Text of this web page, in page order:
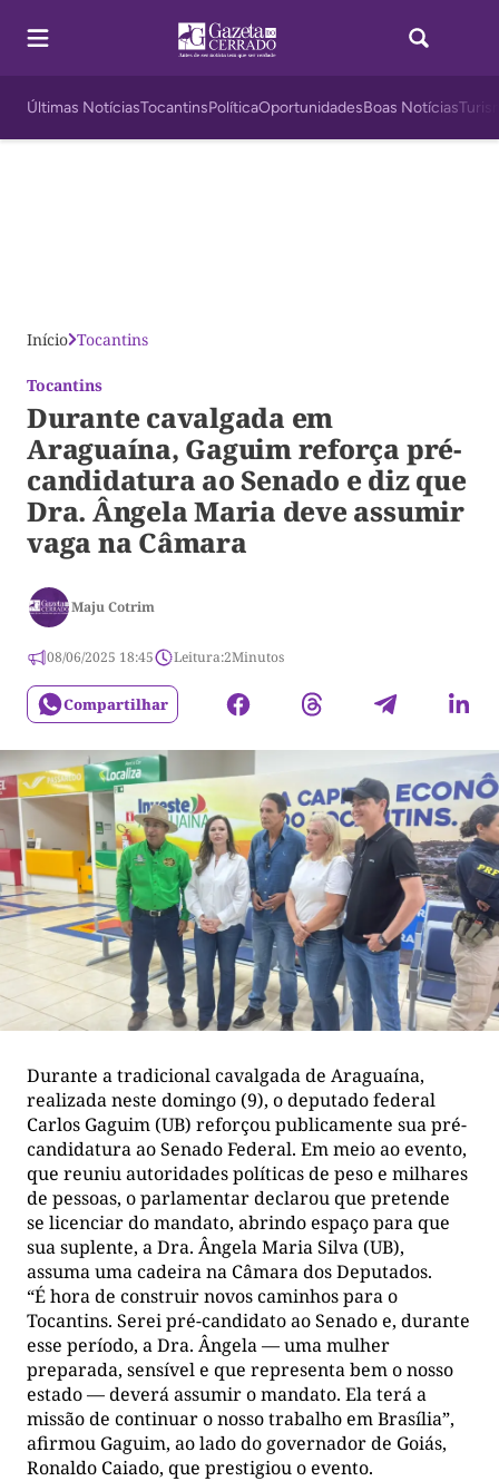
Últimas NotíciasTocantinsPolíticaOportunidadesBoas Notícias
Início Tocantins
Tocantins
Durante cavalgada em
Araguaína, Gaguim reforça pré-
candidatura ao Senado e diz que
Dra. Ângela Maria deve assumir
vaga na Câmara
Maju Cotrim
08/06/2025 18:45 Leitura:2Minutos
Compartilhar
Durante a tradicional cavalgada de Araguaína,
realizada neste domingo (9), o deputado federal
Carlos Gaguim (UB) reforçou publicamente sua pré-
candidatura ao Senado Federal. Em meio ao evento,
que reuniu autoridades políticas de peso e milhares
de pessoas, o parlamentar declarou que pretende
se licenciar do mandato, abrindo espaço para que
sua suplente, a Dra. Ângela Maria Silva (UB),
assuma uma cadeira na Câmara dos Deputados.
“É hora de construir novos caminhos para o
Tocantins. Serei pré-candidato ao Senado e, durante
esse período, a Dra. Ângela — uma mulher
preparada, sensível e que representa bem o nosso
estado — deverá assumir o mandato. Ela terá a
missão de continuar o nosso trabalho em Brasília”,
afirmou Gaguim, ao lado do governador de Goiás,
Ronaldo Caiado, que prestigiou o evento.